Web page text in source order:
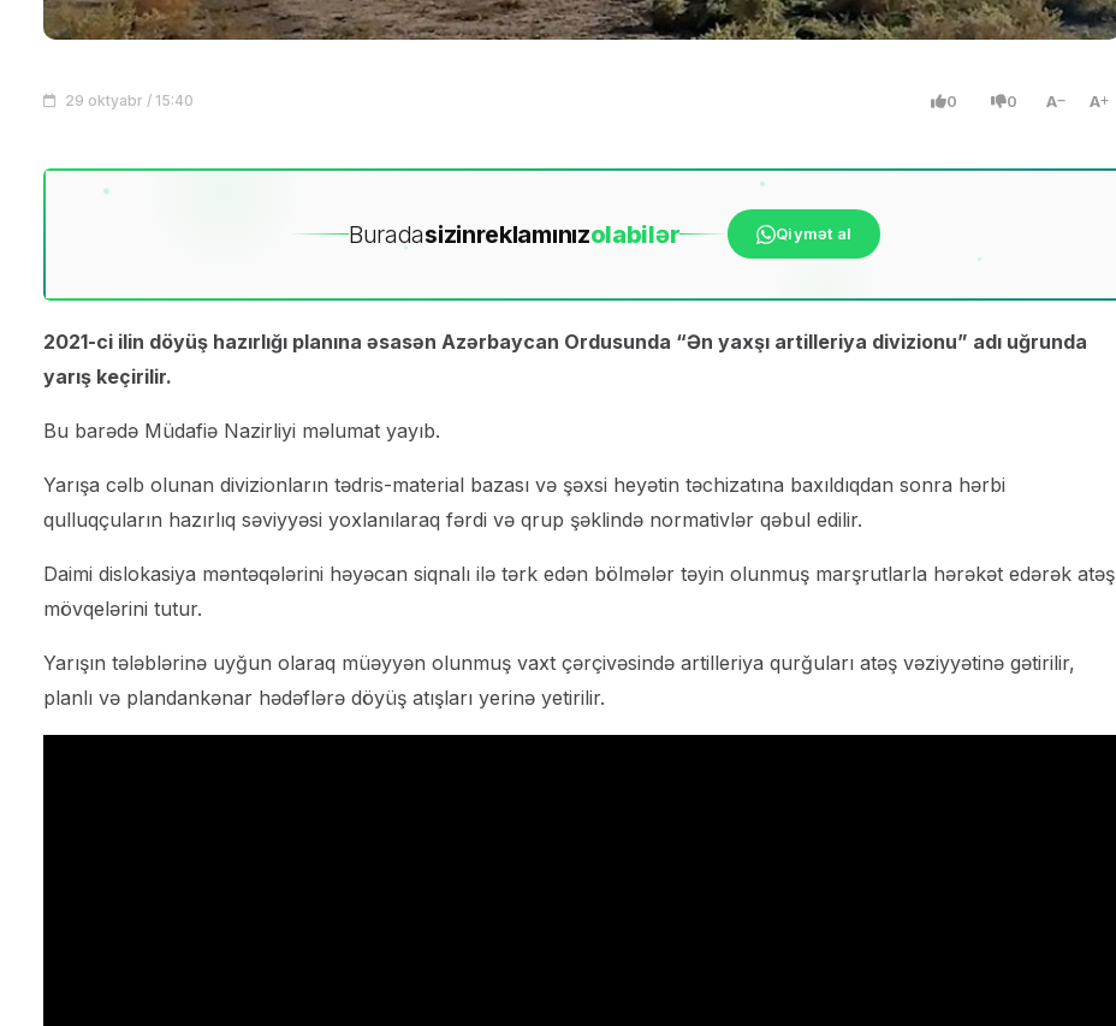
29 oktyabr / 15:40 0 0 A A
Buradasizinreklamınızolabilər Qiymət al
2021-ci ilin döyüş hazırlığı planına əsasən Azərbaycan Ordusunda “Ən yaxşı artilleriya divizionu” adı uğrunda
yarış keçirilir.
Bu barədə Müdafiə Nazirliyi məlumat yayıb.
Yarışa cəlb olunan divizionların tədris-material bazası və şəxsi heyətin təchizatına baxıldıqdan sonra hərbi
qulluqçuların hazırlıq səviyyəsi yoxlanılaraq fərdi və qrup şəklində normativlər qəbul edilir.
Daimi dislokasiya məntəqələrini həyəcan siqnalı ilə tərk edən bölmələr təyin olunmuş marşrutlarla hərəkət edərək atəş
mövqelərini tutur.
Yarışın tələblərinə uyğun olaraq müəyyən olunmuş vaxt çərçivəsində artilleriya qurğuları atəş vəziyyətinə gətirilir,
planlı və plandankənar hədəflərə döyüş atışları yerinə yetirilir.